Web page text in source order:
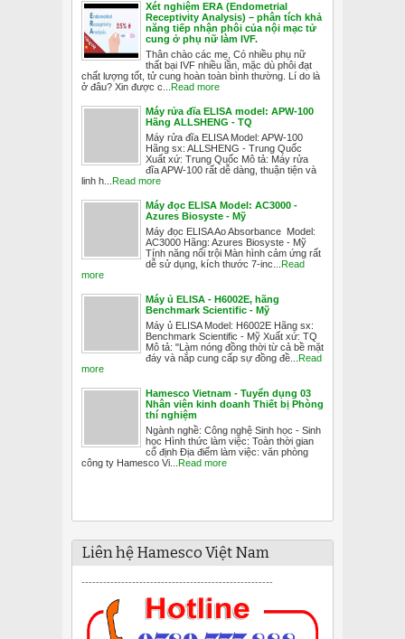
Xét nghiệm ERA (Endometrial
Receptivity Analysis) – phân tích khả
năng tiếp nhận phôi của nội mạc tử
cung ở phụ nữ làm IVF.
Thân chào các mẹ, Có nhiều phụ nữ
thất bại IVF nhiều lần, mặc dù phôi đạt
chất lượng tốt, tử cung hoàn toàn bình thường. Lí do là
ở đâu? Xin được c...
Read more
Máy rửa đĩa ELISA model: APW-100
Hãng ALLSHENG - TQ
Máy rửa đĩa ELISA Model: APW-100
Hãng sx: ALLSHENG - Trung Quốc
Xuất xứ: Trung Quốc Mô tả: Máy rửa
đĩa APW-100 rất dễ dàng, thuận tiện và
linh h...
Read more
Máy đọc ELISA Model: AC3000 -
Azures Biosyste - Mỹ
Máy đọc ELISA Ao Absorbance Model:
AC3000 Hãng: Azures Biosyste - Mỹ
Tính năng nổi trội Màn hình cảm ứng rất
dễ sử dụng, kích thước 7-inc...
Read
more
Máy ủ ELISA - H6002E, hãng
Benchmark Scientific - Mỹ
Máy ủ ELISA Model: H6002E Hãng sx:
Benchmark Scientific - Mỹ Xuất xứ: TQ
Mô tả: "Làm nóng đồng thời từ cả bề mặt
đáy và nắp cung cấp sự đồng đề...
Read
more
Hamesco Vietnam - Tuyển dụng 03
Nhân viên kinh doanh Thiết bị Phòng
thí nghiệm
Ngành nghề: Công nghệ Sinh học - Sinh
học Hình thức làm việc: Toàn thời gian
cố định Địa điểm làm việc: văn phòng
công ty Hamesco Vi...
Read more
Liên hệ Hamesco Việt Nam
-----------------------------------------------------